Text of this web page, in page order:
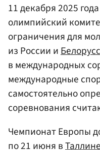
11 декабря 2025
олимпийский
ограничения для
из России и
в международных
международные
самостоятельно
соревнования
Чемпионат Европы
по 21 июня в